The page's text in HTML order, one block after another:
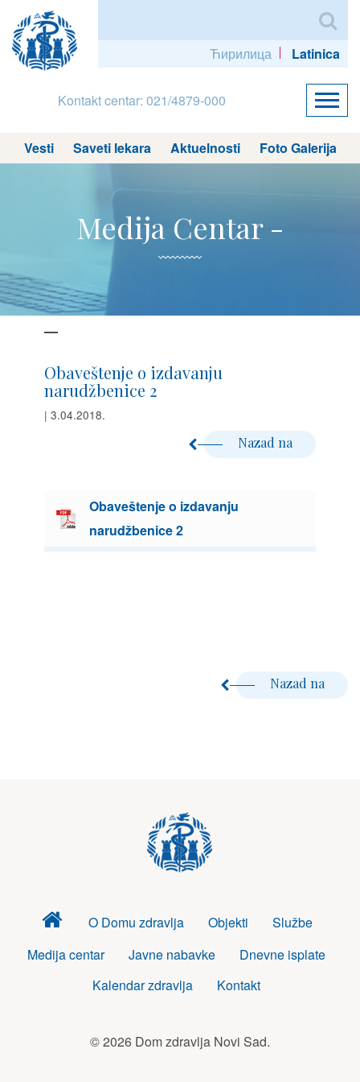
Ћирилица Latinica
Kontakt centar: 021/4879-000
Vesti Saveti lekara Aktuelnosti Foto Galerija
Medija Centar -
Obaveštenje o izdavanju
narudžbenice 2
| 3.04.2018.
Nazad na
Obaveštenje o izdavanju
narudžbenice 2
Nazad na
Dom
zdravlja
O Domu zdravlja Objekti
Službe
Medija centar
Javne nabavke
Dnevne isplate
Kalendar zdravlja
Kontakt
© 2026 Dom zdravlja Novi Sad.